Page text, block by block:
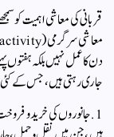
قربانی کی معاشی اہمیت
دن کا عمل نہیں بلکہ
جاری رہتی ہیں، جس کے کئی
1. جانوروں کی خرید